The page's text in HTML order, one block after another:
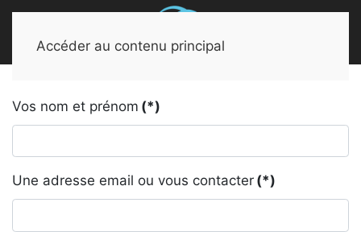
Accéder au contenu principal
Vos nom et prénom (*)
Une adresse email ou vous contacter (*)